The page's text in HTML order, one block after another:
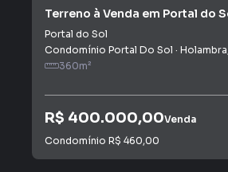
Terreno à Venda em Portal do
Portal do Sol
Condomínio Portal Do Sol · Holambra
360m²
R$ 400.000,00Venda
Condomínio R$ 460,00